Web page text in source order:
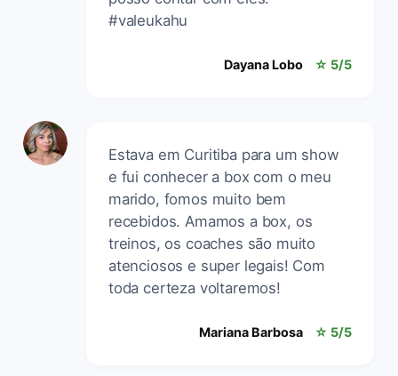
#valeukahu
Dayana Lobo ☆ 5/5
Estava em Curitiba para um show
e fui conhecer a box com o meu
marido, fomos muito bem
recebidos. Amamos a box, os
treinos, os coaches são muito
atenciosos e super legais! Com
toda certeza voltaremos!
Mariana Barbosa ☆ 5/5